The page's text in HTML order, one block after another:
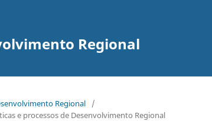
Regional
Regional
/
e processos de Desenvolvimento Regional